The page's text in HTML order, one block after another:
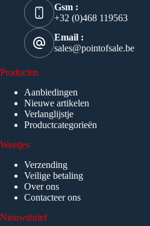
Gsm :
+32 (0)468 119563
Email :
sales@pointofsale.be
Producten
Aanbiedingen
Nieuwe artikelen
Verlanglijstje
Productcategorieën
Weetjes
Verzending
Veilige betaling
Over ons
Contacteer ons
Nieuwsbrief